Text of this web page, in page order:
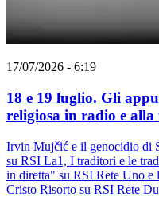
17/07/2026 - 6:19
18 e 19 luglio. Gli
religiosa in radio e alla
Irvin Mujčić e il genocidio di
su RSI La1, I traditori e le
in diretta" su RSI Rete Uno e
Cristo Risorto su RSI Rete